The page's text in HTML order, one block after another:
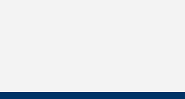
Bestandteil der
bleiben, um Verbraucher
CO